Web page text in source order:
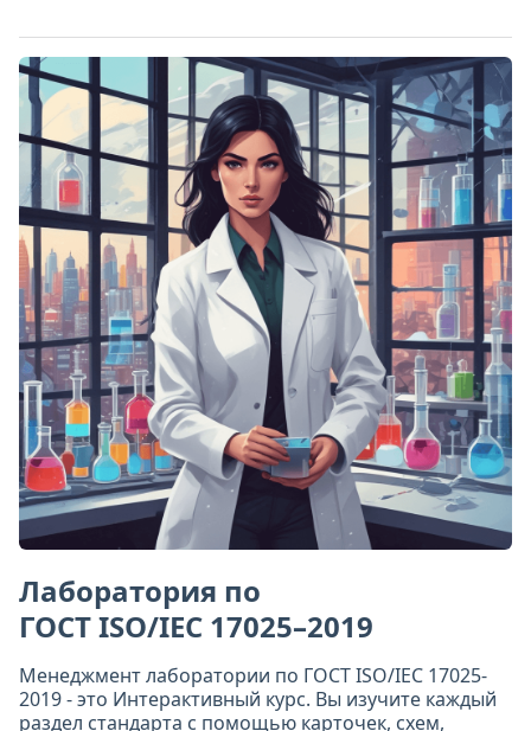
Лаборатория по
ГОСТ ISO/IEC 17025–2019
Менеджмент лаборатории по ГОСТ ISO/IEC 17025-
2019 - это Интерактивный курс. Вы изучите каждый
раздел стандарта с помощью карточек, схем,